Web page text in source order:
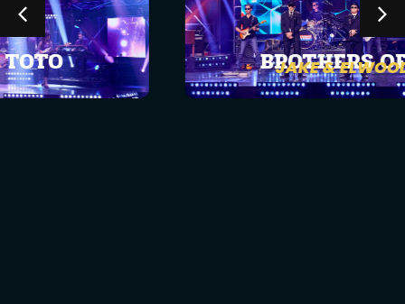
BROTHERS OF
JAKE & ELWOOD